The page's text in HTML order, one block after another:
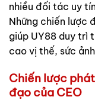
nhiều đối tác uy
Những chiến lược
giúp UY88 duy trì
cao vị thế, sức
Chiến lược
đạo của CEO